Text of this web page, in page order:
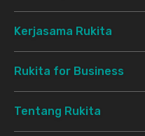
Kerjasama Rukita
Rukita for Business
Tentang Rukita